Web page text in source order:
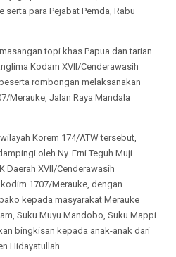
serta para Pejabat Pemda, Rabu
topi khas Papua dan tarian
Kodam XVII/Cenderawasih
rombongan melaksanakan
Merauke, Jalan Raya Mandala
Korem 174/ATW tersebut,
oleh Ny. Erni Teguh Muji
Daerah XVII/Cenderawasih
1707/Merauke, dengan
kepada masyarakat Merauke
Suku Muyu Mandobo, Suku Mappi
bingkisan kepada anak-anak dari
Hidayatullah.